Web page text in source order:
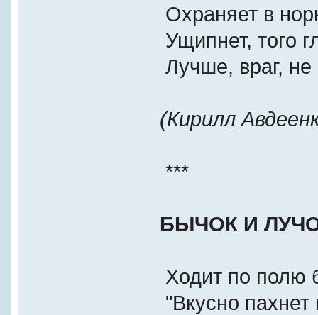
Охраняет в
Ущипнет, того
Лучше, враг, не
(Кирилл
***
БЫЧОК И
Ходит по полю
"Вкусно пахнет